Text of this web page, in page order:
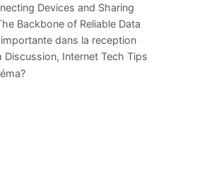
Devices and Sharing
Backbone of Reliable Data
dans la reception
Discussion, Internet Tech Tips